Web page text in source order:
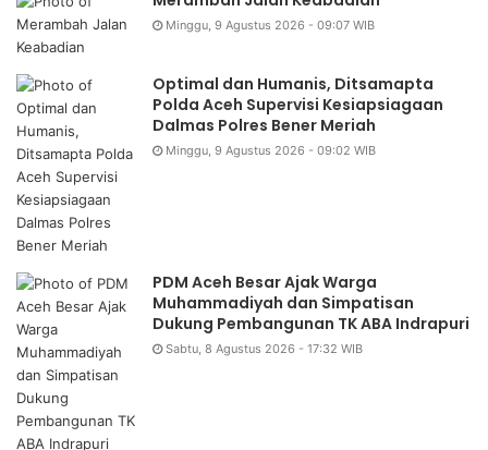
Minggu, 9 Agustus 2026 - 09:07 WIB
Optimal dan Humanis, Ditsamapta
Polda Aceh Supervisi Kesiapsiagaan
Dalmas Polres Bener Meriah
Minggu, 9 Agustus 2026 - 09:02 WIB
PDM Aceh Besar Ajak Warga
Muhammadiyah dan Simpatisan
Dukung Pembangunan TK ABA Indrapuri
Sabtu, 8 Agustus 2026 - 17:32 WIB